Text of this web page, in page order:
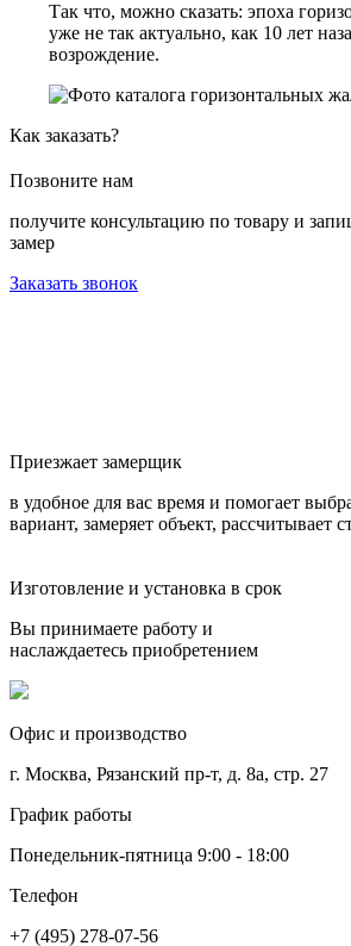
Так что, можно сказать: эпоха
уже не так актуально, как 10 лет
возрождение.
Как заказать?
Позвоните нам
получите консультацию по товару и
замер
Заказать звонок
Приезжает замерщик
в удобное для вас время и помогает
вариант, замеряет объект, рассчитывает
Изготовление и установка в срок
Вы принимаете работу и
наслаждаетесь приобретением
Офис и производство
г. Москва, Рязанский пр-т, д. 8а, стр. 27
График работы
Понедельник-пятница 9:00 - 18:00
Телефон
+7 (495) 278-07-56